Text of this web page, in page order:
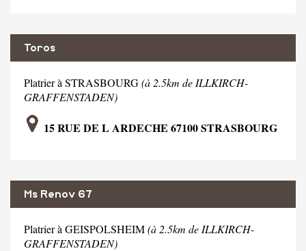
Toros
Platrier à STRASBOURG(à 2.5km de ILLKIRCH-
GRAFFENSTADEN)
15 RUE DE L ARDECHE 67100 STRASBOURG
Ms Renov 67
Platrier à GEISPOLSHEIM(à 2.5km de ILLKIRCH-
GRAFFENSTADEN)